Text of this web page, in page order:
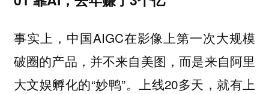
事实上，中国AIGC在影像上第一次大规模
破圈的产品，并不来自美图，而是来自阿里
大文娱孵化的“妙鸭”。上线20多天，就有上